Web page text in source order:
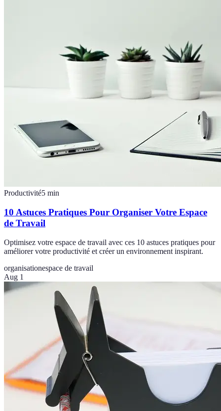
Productivité5 min
10 Astuces Pratiques Pour Organiser Votre Espace
de Travail
Optimisez votre espace de travail avec ces 10 astuces pratiques pour
améliorer votre productivité et créer un environnement inspirant.
organisationespace de travail
Aug 1